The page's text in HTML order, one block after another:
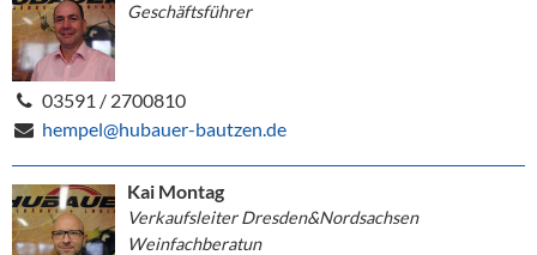
Geschäftsführer
03591 / 2700810
hempel@hubauer-bautzen.de
Kai Montag
Verkaufsleiter Dresden&Nordsachsen
Weinfachberatun